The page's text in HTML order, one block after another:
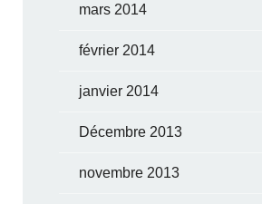
mars 2014
février 2014
janvier 2014
Décembre 2013
novembre 2013